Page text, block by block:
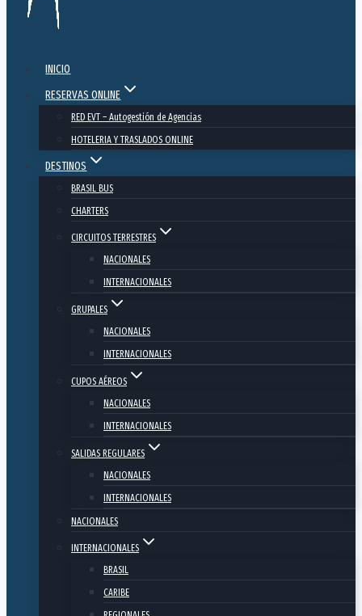
INICIO
RESERVAS ONLINE
RED EVT – Autogestión de Agencias
HOTELERIA Y TRASLADOS ONLINE
DESTINOS
BRASIL BUS
CHARTERS
CIRCUITOS TERRESTRES
NACIONALES
INTERNACIONALES
GRUPALES
NACIONALES
INTERNACIONALES
CUPOS AÉREOS
NACIONALES
INTERNACIONALES
SALIDAS REGULARES
NACIONALES
INTERNACIONALES
NACIONALES
INTERNACIONALES
BRASIL
CARIBE